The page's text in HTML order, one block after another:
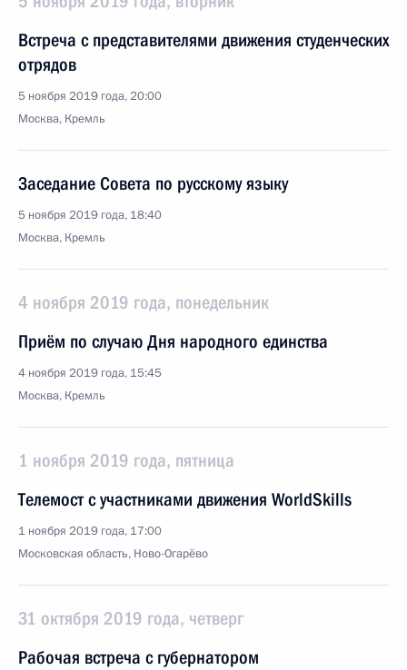
Встреча с представителями движения студенческих
отрядов
5 ноября 2019 года, 20:00
Москва, Кремль
Заседание Совета по русскому языку
5 ноября 2019 года, 18:40
Москва, Кремль
4 ноября 2019 года, понедельник
Приём по случаю Дня народного единства
4 ноября 2019 года, 15:45
Москва, Кремль
1 ноября 2019 года, пятница
Телемост с участниками движения WorldSkills
1 ноября 2019 года, 17:00
Московская область, Ново-Огарёво
31 октября 2019 года, четверг
Рабочая встреча с губернатором